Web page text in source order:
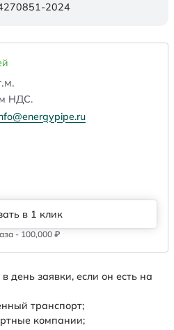
2024
НДС.
в 1 клик
- 100,000 ₽
день заявки, если он есть на
транспорт;
компании;